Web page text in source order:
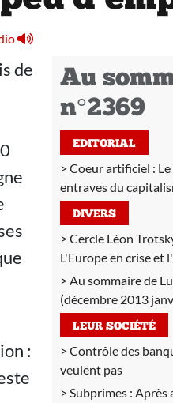
de
:
Au
n°2369
EDITORIAL
Coeur artificiel :
entraves du
DIVERS
Cercle Léon
L'Europe en crise et
Au sommaire de
(décembre 2013
LEUR SOCIÉTÉ
Contrôle des
veulent pas
Subprimes : Après